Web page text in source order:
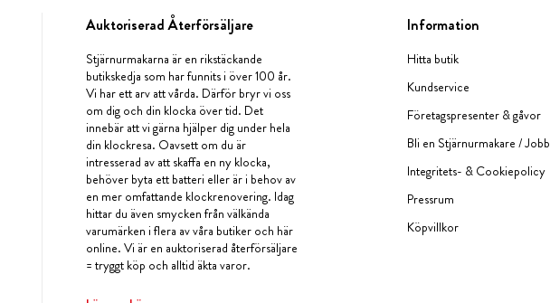
Auktoriserad Återförsäljare
Stjärnurmakarna är en rikstäckande
butikskedja som har funnits i över 100 år.
Vi har ett arv att vårda. Därför bryr vi oss
om dig och din klocka över tid. Det
innebär att vi gärna hjälper dig under hela
din klockresa. Oavsett om du är
intresserad av att skaffa en ny klocka,
behöver byta ett batteri eller är i behov av
en mer omfattande klockrenovering. Idag
hittar du även smycken från välkända
varumärken i flera av våra butiker och här
online. Vi är en auktoriserad återförsäljare
= tryggt köp och alltid äkta varor.
Information
Hitta butik
Kundservice
Företagspresenter & gåvor
Bli en Stjärnurmakare / Jobb
Integritets- & Cookiepolicy
Pressrum
Köpvillkor